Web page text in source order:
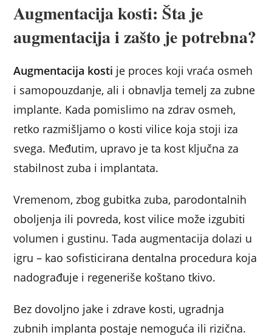
Augmentacija kosti: Šta je
augmentacija i zašto je potrebna?
Augmentacija kosti je proces koji vraća osmeh
i samopouzdanje, ali i obnavlja temelj za zubne
implante. Kada pomislimo na zdrav osmeh,
retko razmišljamo o kosti vilice koja stoji iza
svega. Međutim, upravo je ta kost ključna za
stabilnost zuba i implantata.
Vremenom, zbog gubitka zuba, parodontalnih
oboljenja ili povreda, kost vilice može izgubiti
volumen i gustinu. Tada augmentacija dolazi u
igru – kao sofisticirana dentalna procedura koja
nadograđuje i regeneriše koštano tkivo.
Bez dovoljno jake i zdrave kosti, ugradnja
zubnih implanta postaje nemoguća ili rizična.